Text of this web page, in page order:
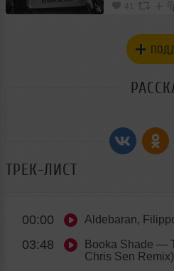
ТРЕК-ЛИСТ
00:00 Aldebaran,
03:48 Booka Shade —
Chris Sen Remix)